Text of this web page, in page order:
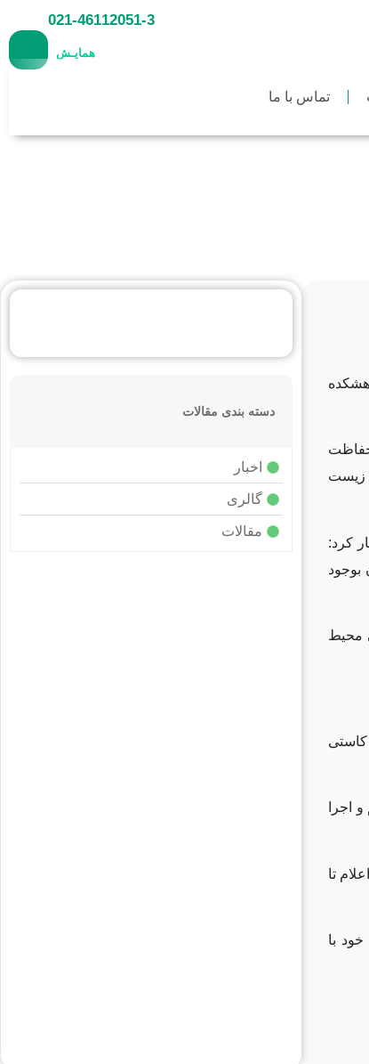
021-46112051-3
همایـش
تماس با ما
زیست
کرد:
محیط
کاستی
اجرا
تا
با
دسته بندی مقالات
اخبار
گالری
مقالات